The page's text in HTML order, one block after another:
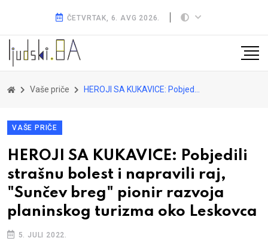
ČETVRTAK, 6. AVG 2026.
Vaše priče HEROJI SA KUKAVICE: Pobjedili strašnu bolest i napravili raj, "Sunčev breg" pionir razvoja planinskog turizma oko Leskovca
VAŠE PRIČE
HEROJI SA KUKAVICE: Pobjedili
strašnu bolest i napravili raj,
"Sunčev breg" pionir razvoja
planinskog turizma oko Leskovca
5. JULI 2022.